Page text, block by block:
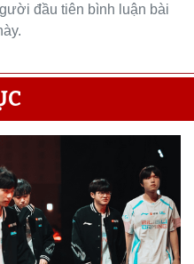
đầu tiên bình luận bài